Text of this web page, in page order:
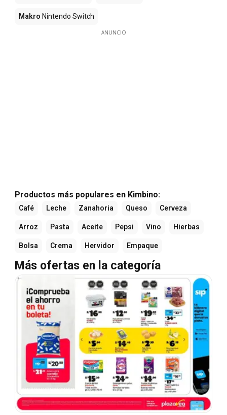
Makro Nintendo Switch
ANUNCIO
Productos más populares en Kimbino:
Café Leche Zanahoria Queso Cerveza
Arroz Pasta Aceite Pepsi Vino Hierbas
Bolsa Crema Hervidor Empaque
Más ofertas en la categoría